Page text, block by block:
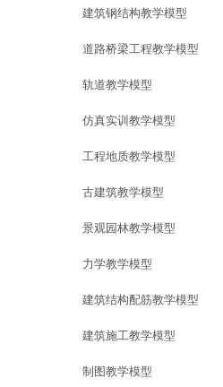
建筑钢结构教学模型
道路桥梁工程教学模型
轨道教学模型
仿真实训教学模型
工程地质教学模型
古建筑教学模型
景观园林教学模型
力学教学模型
建筑结构配筋教学模型
建筑施工教学模型
制图教学模型